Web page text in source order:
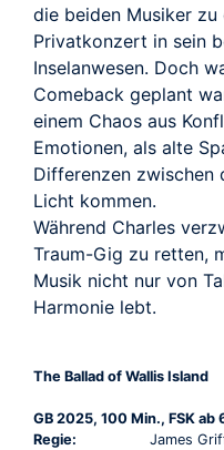
die beiden Musiker zu
Privatkonzert in sein
Inselanwesen. Doch
Comeback geplant
einem Chaos aus
Emotionen, als alte
Differenzen zwischen
Licht kommen.
Während Charles
Traum-Gig zu retten,
Musik nicht nur von
Harmonie lebt.
The Ballad of Wallis Island
GB 2025, 100 Min., FSK ab
Regie:
James